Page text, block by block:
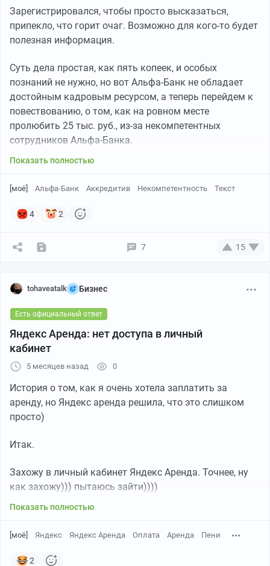
наконец-то запретили Discord и Viber. Ограничили
звонки в WhatsApp и Telegram.Формулировки почти те
же. Только в 2025 дошли руки до Roblox, только в
Telegram. Вообщем и в целом, за 10 лет(!) работы,
результатов- кот наплакал. Поэтому, справедливо
будет, эту организацию переформатировать, усилив
более решительными и ответственными кадрами)).
Зарегистрировался, чтобы просто высказаться,
припекло, что горит очаг. Возможно для кого-то будет
полезная информация.
Суть дела простая, как пять копеек, и особых
познаний не нужно, но вот Альфа-Банк не обладает
достойным кадровым ресурсом, а теперь перейдем к
повествованию, о том, как на ровном месте
пролюбить 25 тыс. руб., из-за некомпетентных
сотрудников Альфа-Банка.
Показать полностью
[моё] Альфа-Банк Аккредитив Некомпетентность Текст
4 2
7 15
tohaveatalk Бизнес
Есть официальный ответ
Яндекс Аренда: нет доступа в личный
кабинет
5 месяцев назад 0
История о том, как я очень хотела заплатить за
аренду, но Яндекс аренда решила, что это слишком
просто)
Итак.
Захожу в личный кабинет Яндекс Аренда. Точнее, ну
как захожу))) пытаюсь зайти))))
Показать полностью
[моё] Яндекс Яндекс Аренда Оплата Аренда Пени
2